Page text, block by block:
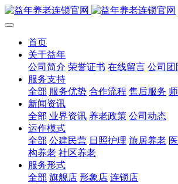
首页
关于益年
公司简介 荣誉证书 在线留言 公司团
服务支持
全部 服务优势 合作流程 售后服务
新闻资讯
全部 业界资讯 养老政策 公司动态
运作模式
全部 公建民营 日照护理 旅居养老
构养老 社区养老
服务形式
全部 旗舰店 形象店 连锁店